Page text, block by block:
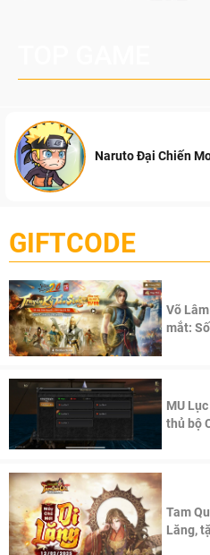
Naruto Đại Chiến
GIFTCODE
Võ
mắt:
MU
thủ bộ
Tam
Lăng,